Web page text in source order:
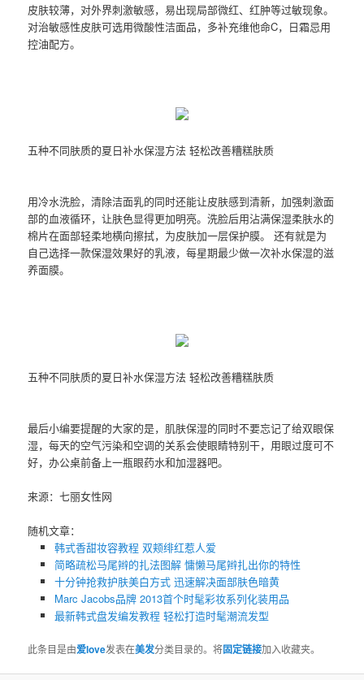
皮肤较薄，对外界刺激敏感，易出现局部微红、红肿等过敏现象。
对治敏感性皮肤可选用微酸性洁面品，多补充维他命C，日霜忌用
控油配方。
五种不同肤质的夏日补水保湿方法 轻松改善糟糕肤质
用冷水洗脸，清除洁面乳的同时还能让皮肤感到清新，加强刺激面
部的血液循环，让肤色显得更加明亮。洗脸后用沾满保湿柔肤水的
棉片在面部轻柔地横向擦拭，为皮肤加一层保护膜。 还有就是为
自己选择一款保湿效果好的乳液，每星期最少做一次补水保湿的滋
养面膜。
五种不同肤质的夏日补水保湿方法 轻松改善糟糕肤质
最后小编要提醒的大家的是，肌肤保湿的同时不要忘记了给双眼保
湿，每天的空气污染和空调的关系会使眼睛特别干，用眼过度可不
好，办公桌前备上一瓶眼药水和加湿器吧。
来源：七丽女性网
随机文章：
韩式香甜妆容教程 双颊绯红惹人爱
简略疏松马尾辫的扎法图解 慵懒马尾辫扎出你的特性
十分钟抢救护肤美白方式 迅速解决面部肤色暗黄
Marc Jacobs品牌 2013首个时髦彩妆系列化装用品
最新韩式盘发编发教程 轻松打造时髦潮流发型
此条目是由爱love发表在美发分类目录的。将固定链接加入收藏夹。